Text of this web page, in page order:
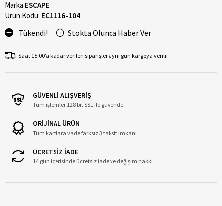
Marka ESCAPE
Ürün Kodu: EC1116-104
Tükendi! Stokta Olunca Haber Ver
Saat 15:00’a kadar verilen siparişler aynı gün kargoya verilir.
GÜVENLİ ALIŞVERİŞ
Tüm işlemler 128 bit SSL ile güvende
ORİJİNAL ÜRÜN
Tüm kartlara vade farksız 3 taksit imkanı
ÜCRETSİZ İADE
14 gün içerisinde ücretsiz iade ve değişim hakkı